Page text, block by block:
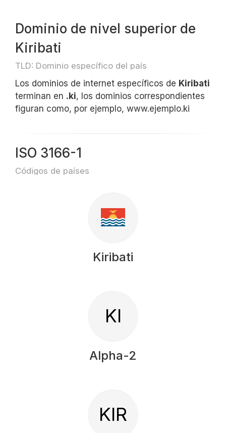
Dominio de nivel superior de
Kiribati
TLD: Dominio específico del país
Los dominios de internet específicos de Kiribati
terminan en .ki, los dominios correspondientes
figuran como, por ejemplo, www.ejemplo.ki
ISO 3166-1
Códigos de países
Kiribati
KI
Alpha-2
KIR